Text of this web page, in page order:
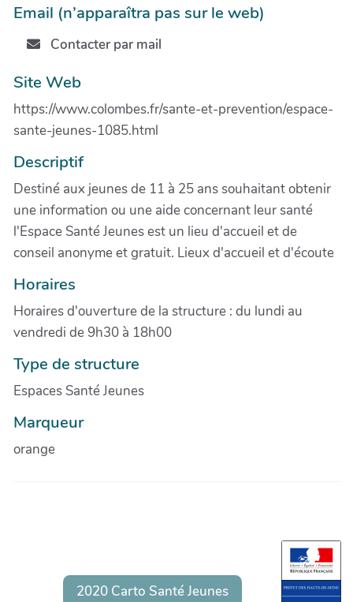
Email (n’apparaîtra pas sur le web)
Contacter par mail
Site Web
https://www.colombes.fr/sante-et-prevention/espace-
sante-jeunes-1085.html
Descriptif
Destiné aux jeunes de 11 à 25 ans souhaitant obtenir
une information ou une aide concernant leur santé
l'Espace Santé Jeunes est un lieu d'accueil et de
conseil anonyme et gratuit. Lieux d'accueil et d'écoute
Horaires
Horaires d'ouverture de la structure : du lundi au
vendredi de 9h30 à 18h00
Type de structure
Espaces Santé Jeunes
Marqueur
orange
2020 Carto Santé Jeunes